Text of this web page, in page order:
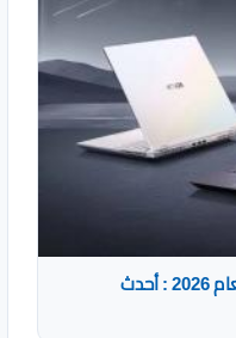
أفضل أجهزة اللاب توب من هونر لعام 2026 : أحدث